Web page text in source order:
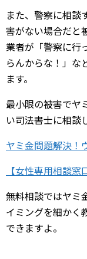
また、警察に相談
害がない場合だと
業者が「警察に行
らんからな！」な
ます。
最小限の被害でヤ
い司法書士に相談
ヤミ金問題解決！
【女性専用相談
無料相談ではヤミ
イミングを細かく
できますよ。